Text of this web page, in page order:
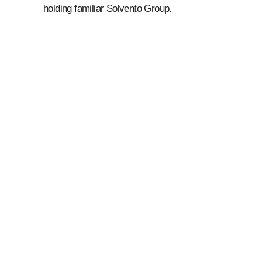
holding familiar Solvento Group.